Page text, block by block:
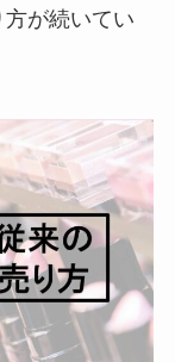
が続いてい